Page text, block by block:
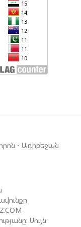
ԾՐԱԳՐԻ
ԹՈՒՐՔԻԱՆ,
ՎՐԱՍՏԱՆԻ
- Ադրբեջան
Սույն